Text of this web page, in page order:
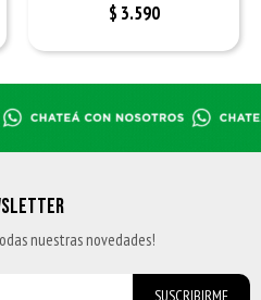
$ 3.590
nuestras novedades!
SUSCRIBIRME